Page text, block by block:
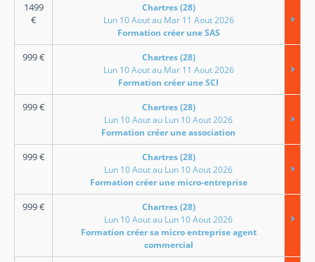
1499
€
Chartres (28)
Lun 10 Aout au Mar 11 Aout 2026
Formation créer une SAS
999€
Chartres (28)
Lun 10 Aout au Mar 11 Aout 2026
Formation créer une SCI
999€
Chartres (28)
Lun 10 Aout au Lun 10 Aout 2026
Formation créer une association
999€
Chartres (28)
Lun 10 Aout au Lun 10 Aout 2026
Formation créer une micro-entreprise
999€
Chartres (28)
Lun 10 Aout au Lun 10 Aout 2026
Formation créer sa micro entreprise agent
commercial